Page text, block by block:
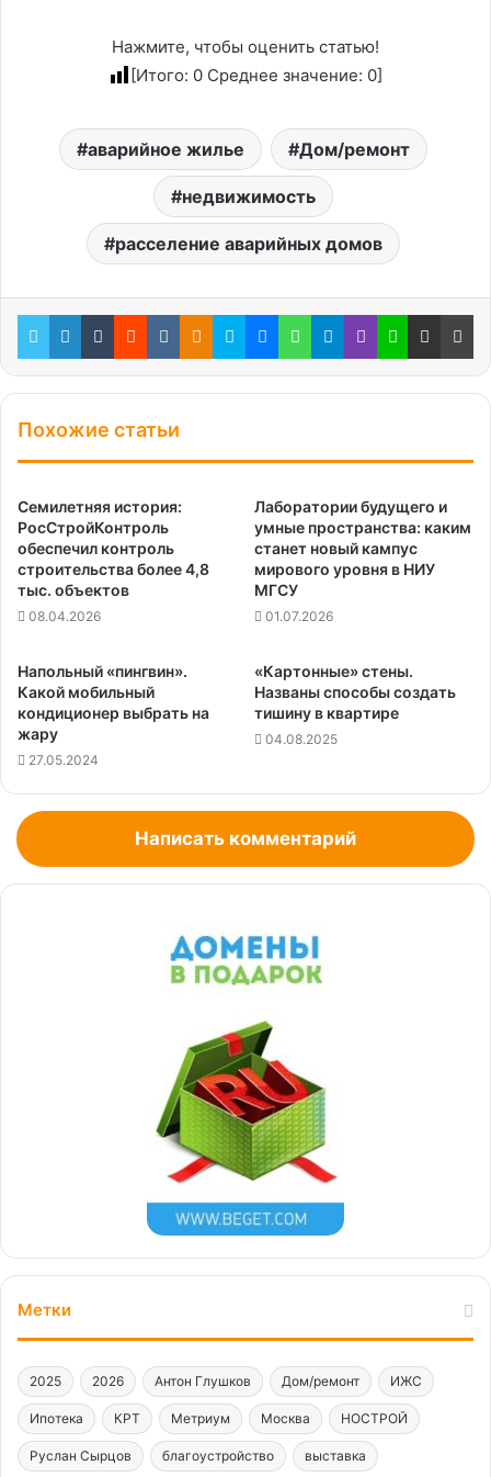
Нажмите, чтобы оценить статью!
[Итого: 0 Среднее значение: 0]
аварийное жилье Дом/ремонт
недвижимость
расселение аварийных домов
TwitterLinkedInTumblrRedditВконтакте
Одноклассники
SkypeMessenger
WhatsApp
Telegram
ViberLine Поделиться через электронную почту
Похожие статьи
Семилетняя история:
РосСтройКонтроль
обеспечил контроль
строительства более 4,8
тыс. объектов
08.04.2026
Лаборатории будущего и
умные пространства: каким
станет новый кампус
мирового уровня в НИУ
МГСУ
01.07.2026
Напольный «пингвин».
Какой мобильный
кондиционер выбрать на
жару
27.05.2024
«Картонные» стены.
Названы способы создать
тишину в квартире
04.08.2025
Написать комментарий
Метки
2025 2026 Антон Глушков Дом/ремонт ИЖС
Ипотека КРТ Метриум Москва НОСТРОЙ
Руслан Сырцов благоустройство выставка